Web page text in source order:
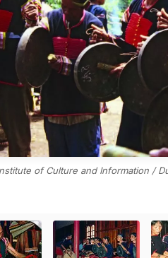
of Culture and Information /